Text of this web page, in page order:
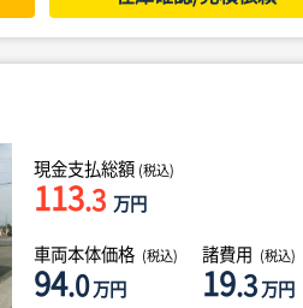
現金支払総額 (税込)
113.3 万円
車両本体価格 (税込)
94.0万円
諸費用 (税込)
19.3万円